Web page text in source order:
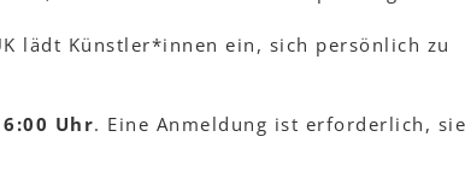
lädt Künstler*innen ein, sich persönlich zu
Uhr. Eine Anmeldung ist erforderlich,